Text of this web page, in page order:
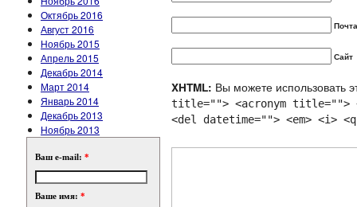
Октябрь 2016
Август 2016
Ноябрь 2015
Апрель 2015
Декабрь 2014
Март 2014
Январь 2014
Декабрь 2013
Ноябрь 2013
Ваш e-mail: *
Ваше имя: *
Сайт
XHTML: Вы можете использовать
title=""> <acronym title="">
<del datetime=""> <em> <i>